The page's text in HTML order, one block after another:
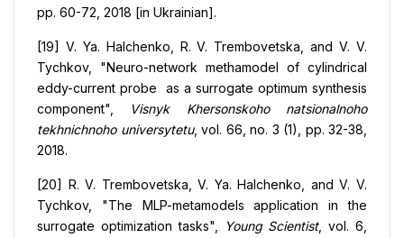
pp. 60-72, 2018 [in Ukrainian].
[19] V. Ya. Halchenko, R. V. Trembovetska, and V. V.
Tychkov, "Neuro-network methamodel of cylindrical
eddy-current probe as a surrogate optimum synthesis
component",
Visnyk Khersonskoho natsionalnoho
tekhnichnoho universytetu, vol. 66, no. 3 (1), pp. 32-38,
2018.
[20] R. V. Trembovetska, V. Ya. Halchenko, and V. V.
Tychkov, "The MLP-metamodels application in the
surrogate optimization tasks",
Young Scientist, vol. 6,